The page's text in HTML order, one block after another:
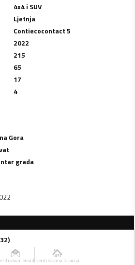
4x4 i SUV
Ljetnja
Contiecocontact 5
2022
215
65
17
4
Gora
grada
)
email verifikovana lokacija